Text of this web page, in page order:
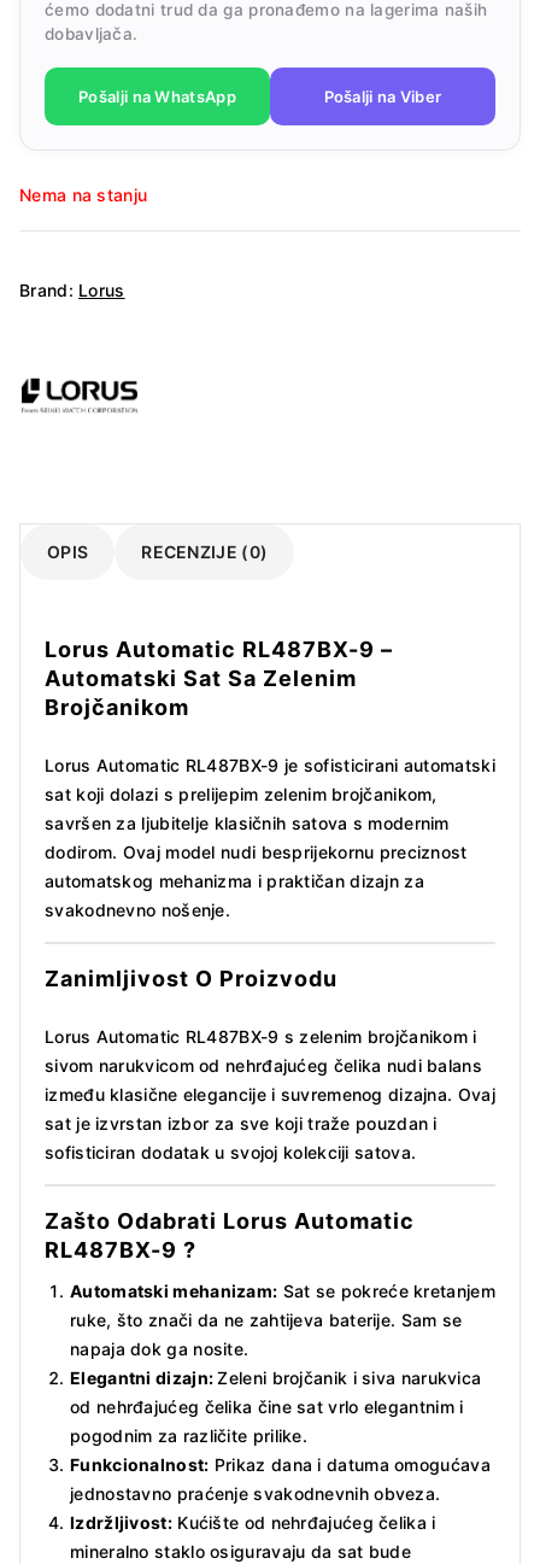
ćemo dodatni trud da ga pronađemo na lagerima naših
dobavljača.
Pošalji na WhatsApp Pošalji na Viber
Nema na stanju
Brand: Lorus
OPIS RECENZIJE (0)
Lorus Automatic RL487BX-9 –
Automatski Sat Sa Zelenim
Brojčanikom
Lorus Automatic RL487BX-9 je sofisticirani automatski
sat koji dolazi s prelijepim zelenim brojčanikom,
savršen za ljubitelje klasičnih satova s modernim
dodirom. Ovaj model nudi besprijekornu preciznost
automatskog mehanizma i praktičan dizajn za
svakodnevno nošenje.
Zanimljivost O Proizvodu
Lorus Automatic RL487BX-9 s zelenim brojčanikom i
sivom narukvicom od nehrđajućeg čelika nudi balans
između klasične elegancije i suvremenog dizajna. Ovaj
sat je izvrstan izbor za sve koji traže pouzdan i
sofisticiran dodatak u svojoj kolekciji satova.
Zašto Odabrati Lorus Automatic
RL487BX-9 ?
Automatski mehanizam: Sat se pokreće kretanjem
ruke, što znači da ne zahtijeva baterije. Sam se
napaja dok ga nosite.
Elegantni dizajn:Zeleni brojčanik i siva narukvica
od nehrđajućeg čelika čine sat vrlo elegantnim i
pogodnim za različite prilike.
Funkcionalnost: Prikaz dana i datuma omogućava
jednostavno praćenje svakodnevnih obveza.
Izdržljivost:Kućište od nehrđajućeg čelika i
mineralno staklo osiguravaju da sat bude